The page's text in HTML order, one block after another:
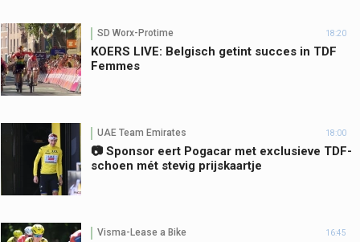
SD Worx-Protime 18:20
KOERS LIVE: Belgisch getint succes in TDF
Femmes
UAE Team Emirates 18:00
📷 Sponsor eert Pogacar met exclusieve TDF-
schoen mét stevig prijskaartje
Visma-Lease a Bike 16:45